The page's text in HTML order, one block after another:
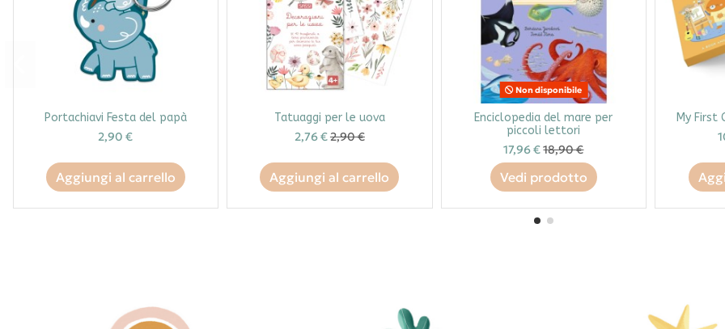
Portachiavi Festa del papà
2,90 €
Aggiungi al carrello
Tatuaggi per le uova
2,76 €2,90 €
Aggiungi al carrello
Non disponibile
Enciclopedia del mare per
piccoli lettori
17,96 €18,90 €
Vedi prodotto
My First